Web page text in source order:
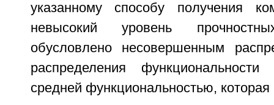
указанному способу получения
невысокий уровень
обусловлено несовершенным
распределения
средней функциональностью,